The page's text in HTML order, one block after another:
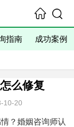
指南 成功案例
么修复
10-20
？婚姻咨询师认